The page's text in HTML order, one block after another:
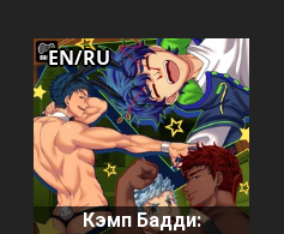
Кэмп Бадди:
EN/RU